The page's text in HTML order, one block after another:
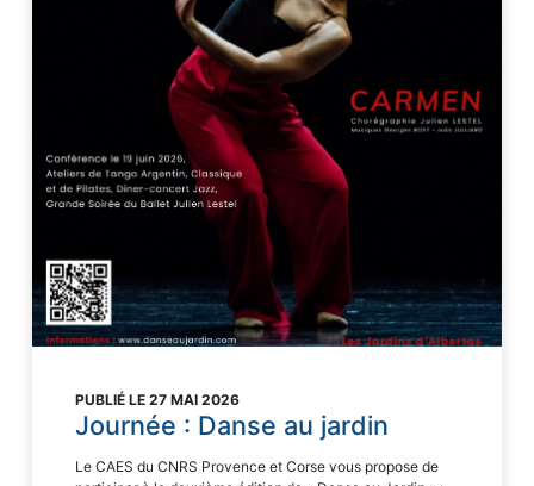
PUBLIÉ LE 27 MAI 2026
Journée : Danse au jardin
Le CAES du CNRS Provence et Corse vous propose de